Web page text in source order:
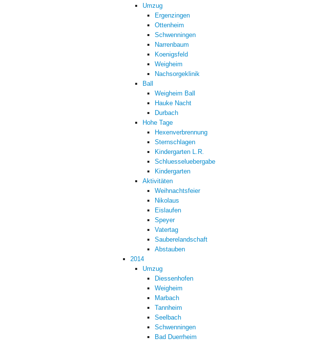
Umzug
Ergenzingen
Ottenheim
Schwenningen
Narrenbaum
Koenigsfeld
Weigheim
Nachsorgeklinik
Ball
Weigheim Ball
Hauke Nacht
Durbach
Hohe Tage
Hexenverbrennung
Sternschlagen
Kindergarten L.R.
Schluesseluebergabe
Kindergarten
Aktivitäten
Weihnachtsfeier
Nikolaus
Eislaufen
Speyer
Vatertag
Sauberelandschaft
Abstauben
2014
Umzug
Diessenhofen
Weigheim
Marbach
Tannheim
Seelbach
Schwenningen
Bad Duerrheim